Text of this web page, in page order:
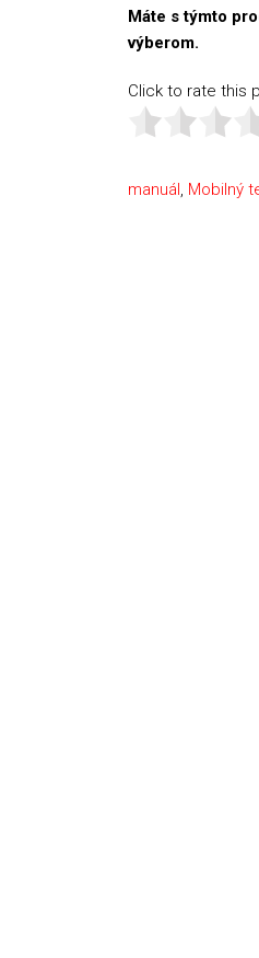
Máte s týmto
výberom.
Click to rate this
manuál, Mobilný